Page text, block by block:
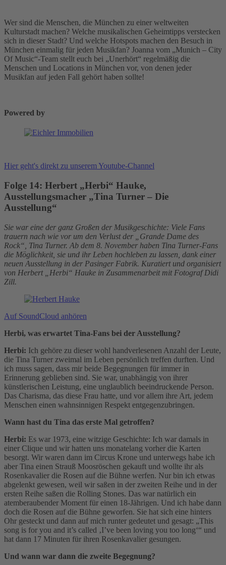
Wer sind die Menschen, die München zu einer weltweiten
Kulturstadt machen? Welche musikalischen Geheimtipps verstecken
sich in dieser Stadt? Und welche Hotspots machen den Besuch in
München einmalig für jeden Musikfan? Joanna vom „Munich – City
Of Music“-Team stellt euch bei „Unerhört“ regelmäßig die
Menschen und Locations in München vor, von denen jeder
Musikfan auf jeden Fall gehört haben sollte!
Powered by
Hier geht's direkt zu unserem Youtube-Channel
Folge 14: Herbert „Herbi“ Hauke,
Ausstellungsmacher „Tina Turner – Die
Ausstellung“
Sie war eine der ganz Großen der Musikgeschichte: Viele Fans
trauern nach wie vor um den Verlust der „Grande Dame des
Rock“, Tina Turner. Ab dem 8. November haben Tina Turner-Fans
die Möglichkeit, sie und ihr Leben hochleben zu lassen, dank einer
neuen Ausstellung in der Pasinger Fabrik. Kuratiert und organisiert
von Herbert „Herbi“ Hauke in Zusammenarbeit mit Fotograf Didi
Zill.
Auf SoundCloud anhören
Herbi, was erwartet Tina-Fans bei der Ausstellung?
Herbi: Ich gehöre zu dieser wohl handverlesenen Anzahl der Leute,
die Tina Turner zweimal im Leben persönlich treffen durften. Und
ich muss sagen, dass mir beide Begegnungen für immer in
Erinnerung geblieben sind. Sie war, unabhängig von ihrer
künstlerischen Leistung, eine unglaublich beeindruckende Person.
Das Charisma, das diese Frau hatte, und vor allem ihre Art, jedem
Menschen einen wahnsinnigen Respekt entgegenzubringen.
Wann hast du Tina das erste Mal getroffen?
Herbi: Es war 1973, eine witzige Geschichte: Ich war damals in
einer Clique und wir hatten uns monatelang vorher die Karten
besorgt. Wir waren dann im Circus Krone und unterwegs habe ich
aber Tina einen Strauß Moosröschen gekauft und wollte ihr als
Rosenkavalier die Rosen auf die Bühne werfen. Nur bin ich etwas
abgelenkt gewesen, weil wir saßen in der zweiten Reihe und in der
ersten Reihe saßen die Rolling Stones. Das war natürlich ein
atemberaubender Moment für einen 18-Jährigen. Und ich habe dann
doch die Rosen auf die Bühne geworfen. Sie hat sich eine hinters
Ohr gesteckt und dann auf mich runter gedeutet und gesagt: „This
song is for you and it’s called ‚I’ve been loving you too long‘“ und
hat dann 17 Minuten für ihren Rosenkavalier gesungen.
Und wann war dann die zweite Begegnung?